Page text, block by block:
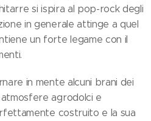
si ispira al pop-rock degli
in generale attinge a quel
un forte legame con il
in mente alcuni brani dei
agrodolci e
costruito e la sua